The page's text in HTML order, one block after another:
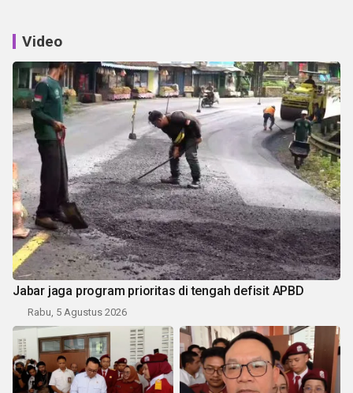
Video
Jabar jaga program prioritas di tengah defisit APBD
Rabu, 5 Agustus 2026